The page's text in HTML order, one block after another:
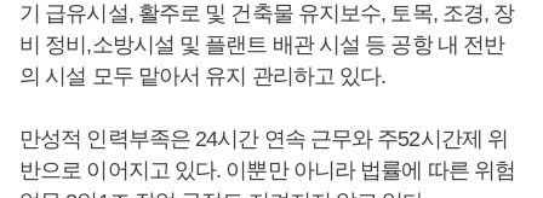
기 급유시설, 활주로 및 건축물 유지보수, 토목, 조경, 장
비 정비,소방시설 및 플랜트 배관 시설 등 공항 내 전반
의 시설 모두 맡아서 유지 관리하고 있다.
만성적 인력부족은 24시간 연속 근무와 주52시간제 위
반으로 이어지고 있다. 이뿐만 아니라 법률에 따른 위험